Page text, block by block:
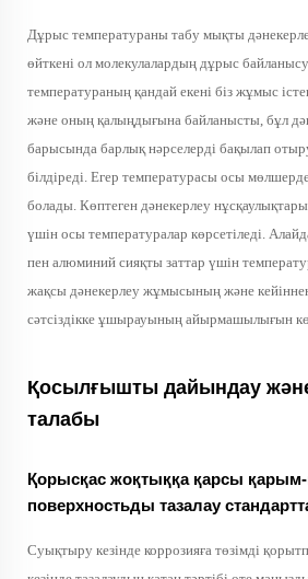
Дұрыс температураны табу мықты
өйткені ол молекулалардың дұрыс
температураның қандай екені біз жұмыс
және оның қалыңдығына байланысты, бұл
барысында барлық нәрселерді бақылап
білдіреді. Егер температурасы осы
болады. Көптеген дәнекерлеу
үшін осы температуралар көрсетіледі.
пен алюминий сияқты заттар үшін
жақсы дәнекерлеу жұмысының және кейіннен
сәтсіздікке ұшырауының айырмашылығын
Қосылғышты дайындау
талабы
Қорысқас жоқтыққа қарсы қарым-
поверхностьды тазалау
Суықтыру кезінде коррозияға төзімді